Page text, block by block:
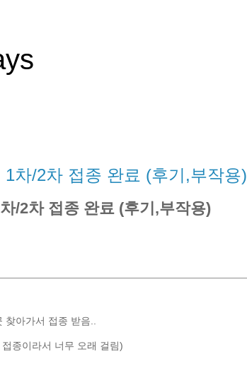
차/2차 접종 완료 (후기,부작용)
/2차 접종 완료 (후기,부작용)
아가서 접종 받음..
종이라서 너무 오래 걸림)